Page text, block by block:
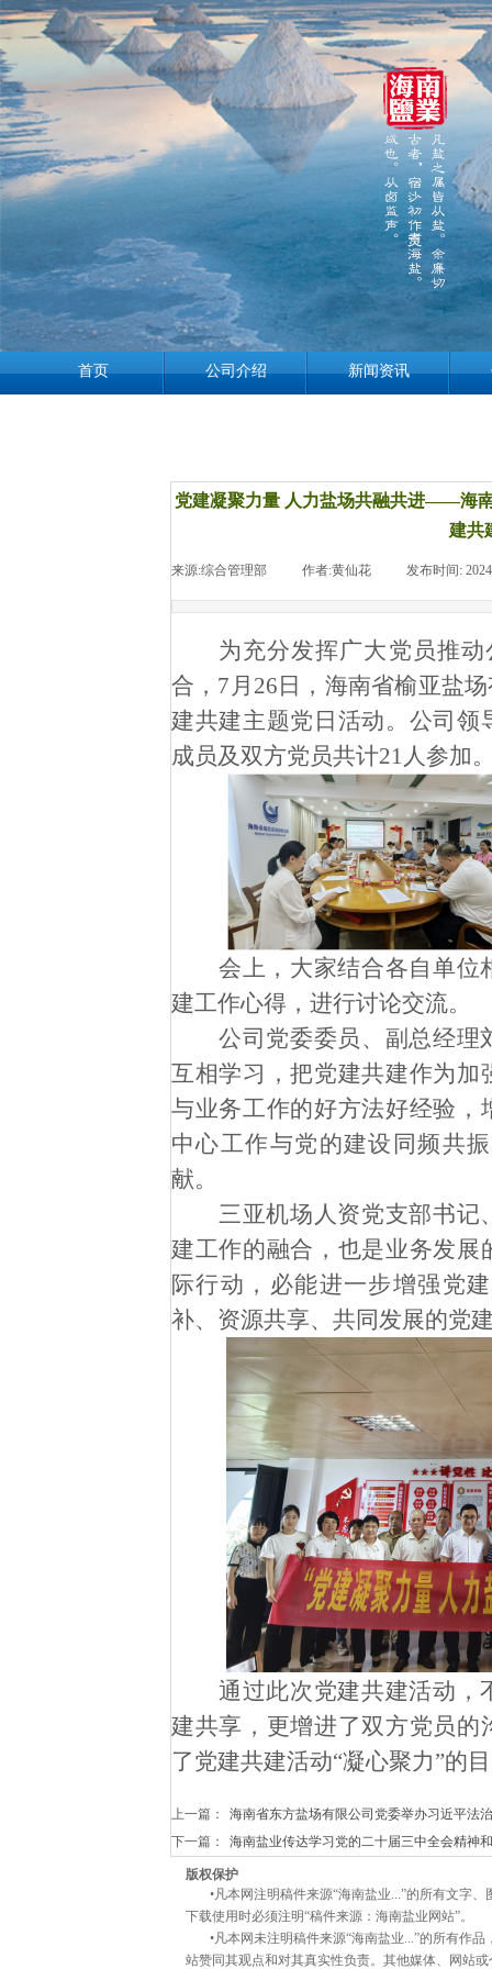
首页 公司介绍 新闻资讯
党建凝聚力量 人力盐场共融共进——海
建共
来源:综合管理部 作者:黄仙花 发布时间:
为充分发挥广大党员推
合， 7 月 26 日，海南省榆亚盐
建共建主题党日活动。 公司领
成员及双方党员共计21 人参加
会上，大家结合各自单位
建工作心得，进行讨论交流。
公司党委委员、副总经理
互相学习，把党建共建作为
与业务工作的好方法好经验
中心工作与党的建设同频共
献。
三亚机场人资党支部书记
建工作的融合，也是业务发
际行动，必能进一步增强党
补、资源共享、共同发展的党
通过此次党建共建活动，
建共享，更增进了双方党员
了党建共建活动“凝心聚力”的
上一篇：
海南省东方盐场有限公司党委举办习近平法
下一篇：
海南盐业传达学习党的二十届三中全会精神
版权保护
•凡本网注明稿件来源“海南盐业...”的所有文字
下载使用时必须注明“稿件来源：海南盐业网站”。
•凡本网未注明稿件来源“海南盐业...”的所有作
站赞同其观点和对其真实性负责。其他媒体、网站